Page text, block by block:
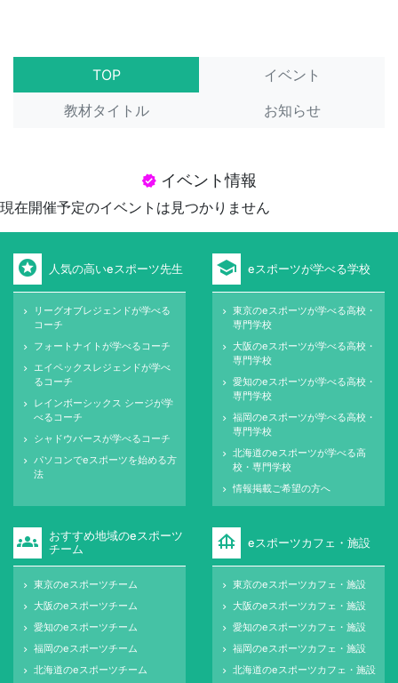
TOP
イベント
教材タイトル
お知らせ
verified イベント情報
現在開催予定のイベントは見つかりません
stars 人気の高いeスポーツ先生
keyboard_arrow_right
リーグオブレジェンドが学べる
コーチ
keyboard_arrow_right フォートナイトが学べるコーチ
keyboard_arrow_right
エイペックスレジェンドが学べ
るコーチ
keyboard_arrow_right
レインボーシックス シージが学
べるコーチ
keyboard_arrow_right シャドウバースが学べるコーチ
keyboard_arrow_right
パソコンでeスポーツを始める方
法
school eスポーツが学べる学校
keyboard_arrow_right
東京のeスポーツが学べる高校・
専門学校
keyboard_arrow_right
大阪のeスポーツが学べる高校・
専門学校
keyboard_arrow_right
愛知のeスポーツが学べる高校・
専門学校
keyboard_arrow_right
福岡のeスポーツが学べる高校・
専門学校
keyboard_arrow_right
北海道のeスポーツが学べる高
校・専門学校
keyboard_arrow_right 情報掲載ご希望の方へ
groups
おすすめ地域のeスポーツ
チーム
keyboard_arrow_right 東京のeスポーツチーム
keyboard_arrow_right 大阪のeスポーツチーム
keyboard_arrow_right 愛知のeスポーツチーム
keyboard_arrow_right 福岡のeスポーツチーム
keyboard_arrow_right 北海道のeスポーツチーム
foundation eスポーツカフェ・施設
keyboard_arrow_right 東京のeスポーツカフェ・施設
keyboard_arrow_right 大阪のeスポーツカフェ・施設
keyboard_arrow_right 愛知のeスポーツカフェ・施設
keyboard_arrow_right 福岡のeスポーツカフェ・施設
keyboard_arrow_right 北海道のeスポーツカフェ・施設